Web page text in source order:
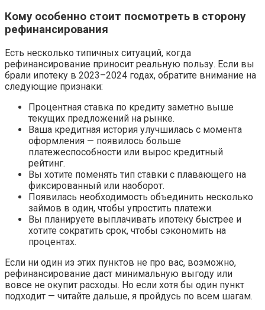
Кому особенно стоит посмотреть в сторону
рефинансирования
Есть несколько типичных ситуаций, когда
рефинансирование приносит реальную пользу. Если вы
брали ипотеку в 2023–2024 годах, обратите внимание на
следующие признаки:
Процентная ставка по кредиту заметно выше
текущих предложений на рынке.
Ваша кредитная история улучшилась с момента
оформления — появилось больше
платежеспособности или вырос кредитный
рейтинг.
Вы хотите поменять тип ставки с плавающего на
фиксированный или наоборот.
Появилась необходимость объединить несколько
займов в один, чтобы упростить платежи.
Вы планируете выплачивать ипотеку быстрее и
хотите сократить срок, чтобы сэкономить на
процентах.
Если ни один из этих пунктов не про вас, возможно,
рефинансирование даст минимальную выгоду или
вовсе не окупит расходы. Но если хотя бы один пункт
подходит — читайте дальше, я пройдусь по всем шагам.